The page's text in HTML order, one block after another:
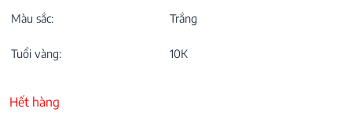
Màu sắc: Trắng
Tuổi vàng: 10K
Hết hàng